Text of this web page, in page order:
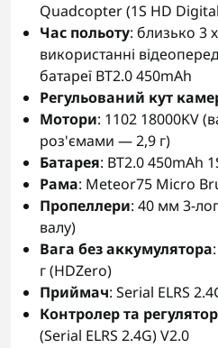
Quadcopter (1S HD
Час польоту: близько 3
використанні
батареї BT2.0 450mAh
Регульований кут
Мотори: 1102 18000KV
роз'ємами — 2,9 г)
Батарея: BT2.0 450mAh
Рама: Meteor75 Micro
Пропеллери: 40 мм 3-
валу)
Вага без аккумулятора
г (HDZero)
Приймач: Serial ELRS
Контролер та
(Serial ELRS 2.4G) V2.0